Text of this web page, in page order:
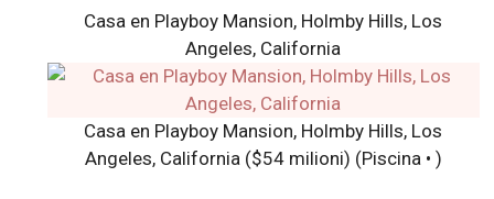
Casa en Playboy Mansion, Holmby Hills, Los
Angeles, California
Casa en Playboy Mansion, Holmby Hills, Los
Angeles, California ($54 milioni) (Piscina • )